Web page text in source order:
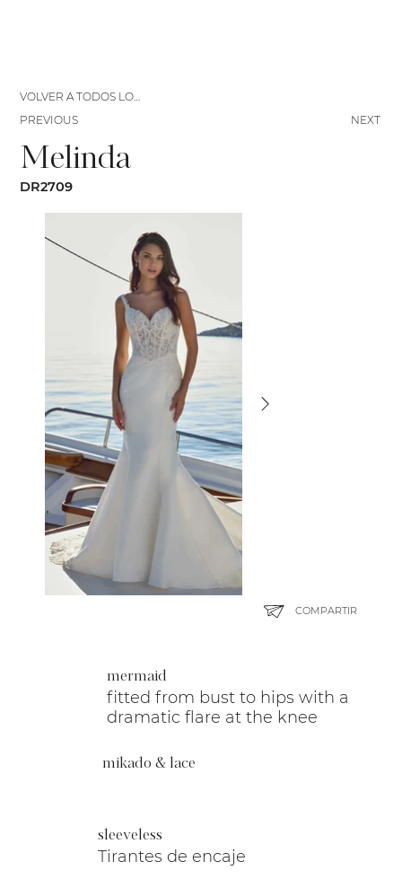
mermaid
fitted from bust to hips with a
dramatic flare at the knee
mikado & lace
sleeveless
Tirantes de encaje
Melinda
DR2709
COMPARTIR
NEXT
VOLVER A TODOS LOS VESTIDOS
PREVIOUS